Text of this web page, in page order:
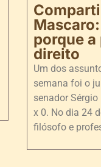
porque
direito
Um dos
semana foi o
senador
x 0. No dia 24
filósofo e